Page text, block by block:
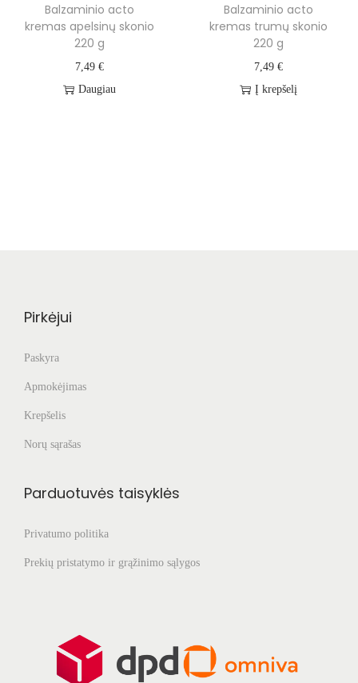
Balzaminio acto
kremas apelsinų skonio
220 g
7,49 €
Daugiau
Balzaminio acto
kremas trumų skonio
220 g
7,49 €
Į krepšelį
Pirkėjui
Paskyra
Apmokėjimas
Krepšelis
Norų sąrašas
Parduotuvės taisyklės
Privatumo politika
Prekių pristatymo ir grąžinimo sąlygos